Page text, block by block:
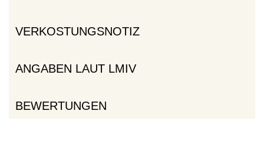
VERKOSTUNGSNOTIZ
ANGABEN LAUT LMIV
BEWERTUNGEN